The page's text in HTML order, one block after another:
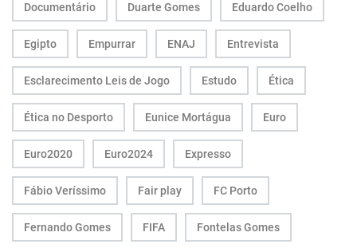
Documentário Duarte Gomes Eduardo Coelho
Egipto Empurrar ENAJ Entrevista
Esclarecimento Leis de Jogo Estudo Ética
Ética no Desporto Eunice Mortágua Euro
Euro2020 Euro2024 Expresso
Fábio Veríssimo Fair play FC Porto
Fernando Gomes FIFA Fontelas Gomes